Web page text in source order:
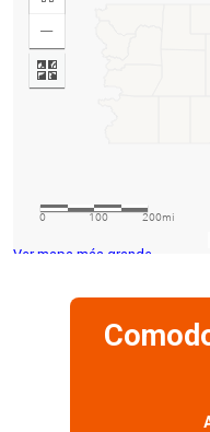
Ver mapa más grande